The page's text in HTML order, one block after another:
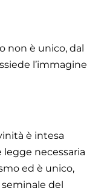
non è unico, dal
l’immagine
è intesa
legge necessaria
ed è unico,
del